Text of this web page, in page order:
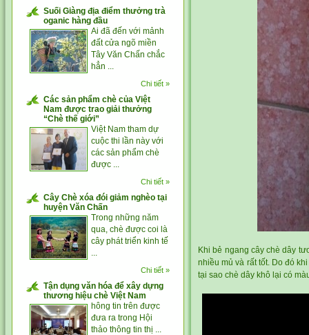
Suối Giàng địa điểm thưởng trà
oganic hàng đầu
Ai đã đến với mảnh
đất cửa ngõ miền
Tây Văn Chấn chắc
hẳn ...
Chi tiết »
Các sản phẩm chè của Việt
Nam được trao giải thưởng
“Chè thế giới”
Việt Nam tham dự
cuộc thi lần này với
các sản phẩm chè
được ...
Chi tiết »
Cây Chè xóa đói giảm nghèo tại
huyện Văn Chấn
Trong những năm
qua, chè được coi là
cây phát triển kinh tế
...
Chi tiết »
Tận dụng văn hóa để xây dựng
thương hiệu chè Việt Nam
hông tin trên được
đưa ra trong Hội
thảo thông tin thị ...
Khi bẻ ngang cây chè dây
nhiều mủ và rất tốt. Do đó
tại sao chè dây khô lại có